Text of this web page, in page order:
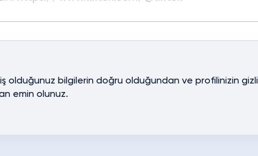
olduğunuz bilgilerin doğru olduğundan ve profilinizin gizli
emin olunuz.